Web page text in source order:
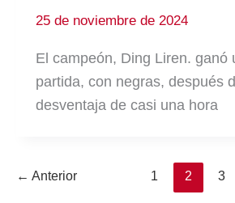
25 de noviembre de 2024
El campeón, Ding Liren. ganó
partida, con negras, después
desventaja de casi una hora
← Anterior 1 2 3